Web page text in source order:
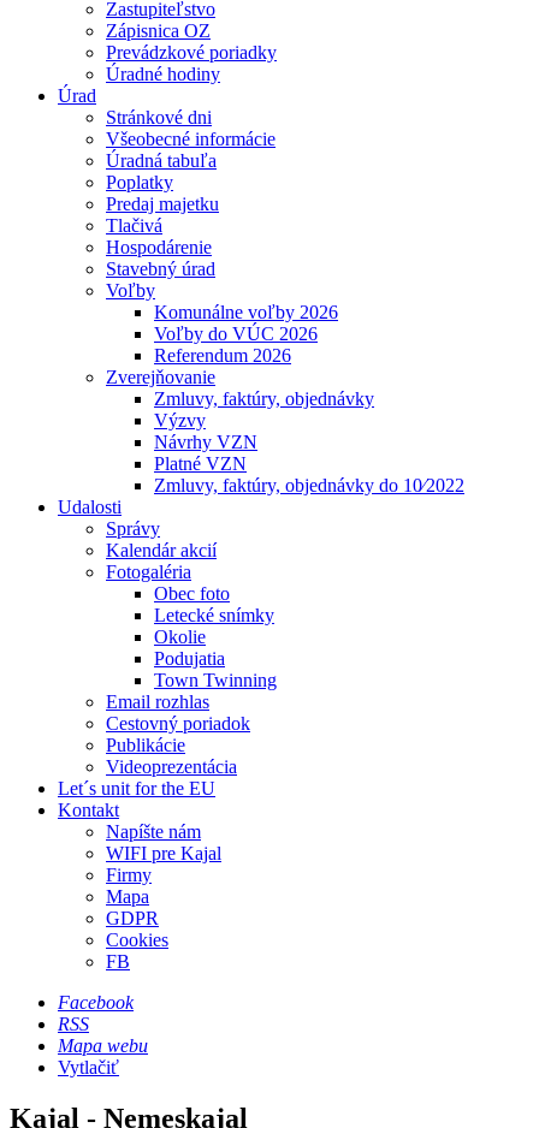
Zastupiteľstvo
Zápisnica OZ
Prevádzkové poriadky
Úradné hodiny
Úrad
Stránkové dni
Všeobecné informácie
Úradná tabuľa
Poplatky
Predaj majetku
Tlačivá
Hospodárenie
Stavebný úrad
Voľby
Komunálne voľby 2026
Voľby do VÚC 2026
Referendum 2026
Zverejňovanie
Zmluvy, faktúry, objednávky
Výzvy
Návrhy VZN
Platné VZN
Zmluvy, faktúry, objednávky do 10⁄2022
Udalosti
Správy
Kalendár akcií
Fotogaléria
Obec foto
Letecké snímky
Okolie
Podujatia
Town Twinning
Email rozhlas
Cestovný poriadok
Publikácie
Videoprezentácia
Let´s unit for the EU
Kontakt
Napíšte nám
WIFI pre Kajal
Firmy
Mapa
GDPR
Cookies
FB
Facebook
RSS
Mapa webu
Vytlačiť
Kajal - Nemeskajal